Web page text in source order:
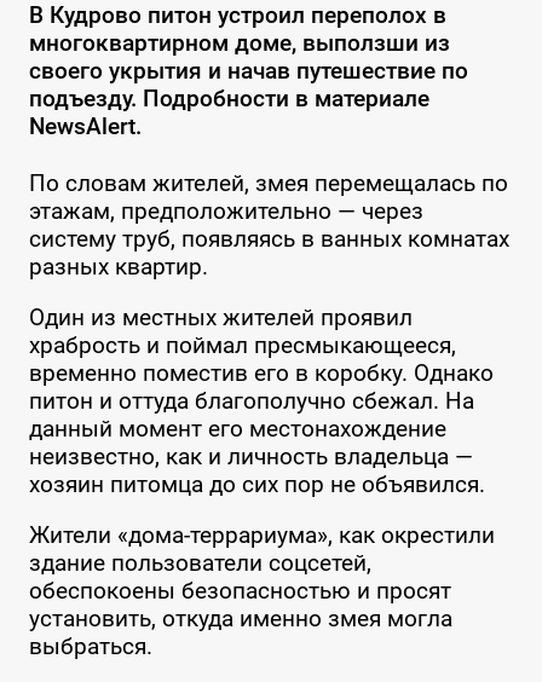
В Кудрово питон устроил переполох в
многоквартирном доме, выползши из
своего укрытия и начав путешествие по
подъезду. Подробности в материале
NewsAlert.
По словам жителей, змея перемещалась по
этажам, предположительно — через
систему труб, появляясь в ванных комнатах
разных квартир.
Один из местных жителей проявил
храбрость и поймал пресмыкающееся,
временно поместив его в коробку. Однако
питон и оттуда благополучно сбежал. На
данный момент его местонахождение
неизвестно, как и личность владельца —
хозяин питомца до сих пор не объявился.
Жители «дома-террариума», как окрестили
здание пользователи соцсетей,
обеспокоены безопасностью и просят
установить, откуда именно змея могла
выбраться.